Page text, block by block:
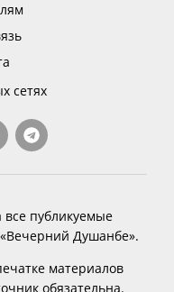
сетях
публикуемые
Душанбе».
материалов
обязательна.